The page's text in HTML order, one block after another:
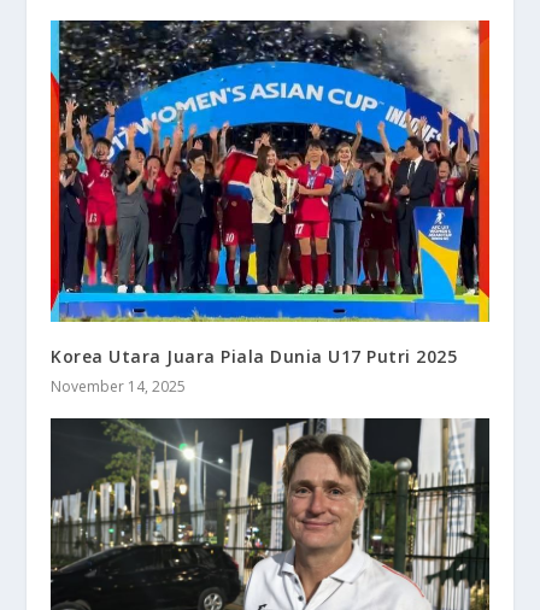
Korea Utara Juara Piala Dunia U17 Putri 2025
November 14, 2025